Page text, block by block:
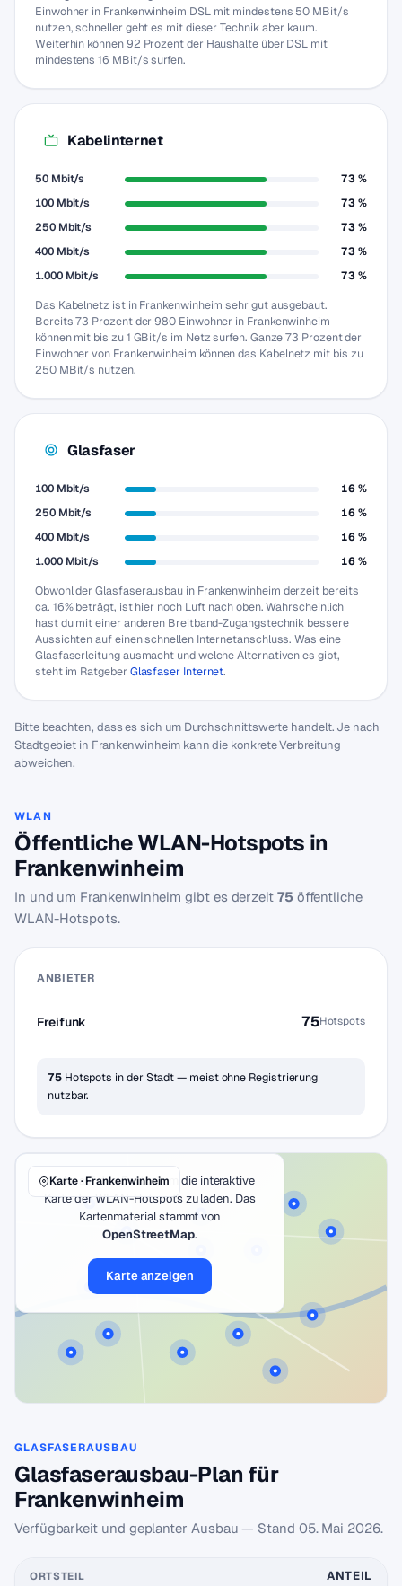
Einwohner in Frankenwinheim DSL mit mindestens 50 MBit/s
nutzen, schneller geht es mit dieser Technik aber kaum.
Weiterhin können 92 Prozent der Haushalte über DSL mit
mindestens 16 MBit/s surfen.
Kabelinternet
50 Mbit/s
73 %
100 Mbit/s
73 %
250 Mbit/s
73 %
400 Mbit/s
73 %
1.000 Mbit/s
73 %
Das Kabelnetz ist in Frankenwinheim sehr gut ausgebaut.
Bereits 73 Prozent der 980 Einwohner in Frankenwinheim
können mit bis zu 1 GBit/s im Netz surfen. Ganze 73 Prozent der
Einwohner von Frankenwinheim können das Kabelnetz mit bis zu
250 MBit/s nutzen.
Glasfaser
100 Mbit/s
16 %
250 Mbit/s
16 %
400 Mbit/s
16 %
1.000 Mbit/s
16 %
Obwohl der Glasfaserausbau in Frankenwinheim derzeit bereits
ca. 16% beträgt, ist hier noch Luft nach oben. Wahrscheinlich
hast du mit einer anderen Breitband-Zugangstechnik bessere
Aussichten auf einen schnellen Internetanschluss. Was eine
Glasfaserleitung ausmacht und welche Alternativen es gibt,
steht im Ratgeber Glasfaser Internet.
Bitte beachten, dass es sich um Durchschnittswerte handelt. Je nach
Stadtgebiet in Frankenwinheim kann die konkrete Verbreitung
abweichen.
WLAN
Öffentliche WLAN-Hotspots in
Frankenwinheim
In und um Frankenwinheim gibt es derzeit 75öffentliche
WLAN-Hotspots.
ANBIETER
Freifunk 75Hotspots
75Hotspots in der Stadt — meist ohne Registrierung
nutzbar.
Klicke auf den Button, um die interaktive
Karte der WLAN-Hotspots zu laden. Das
Kartenmaterial stammt von
OpenStreetMap.
Karte anzeigen
Karte · Frankenwinheim
GLASFASERAUSBAU
Glasfaserausbau-Plan für
Frankenwinheim
Verfügbarkeit und geplanter Ausbau — Stand 05. Mai 2026.
ORTSTEIL ANTEIL